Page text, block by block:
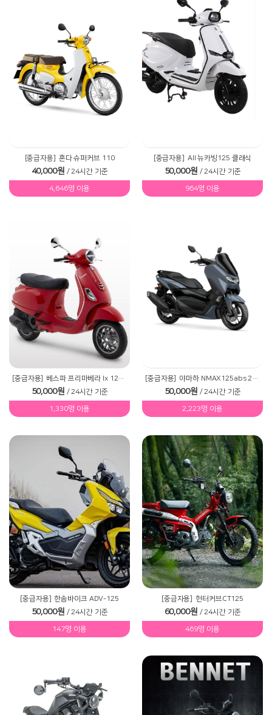
[중급자용] 혼다 슈퍼커브 110
40,000원 / 24시간 기준
4,646명 이용
[중급자용] All 뉴카빙125 클래식
50,000원 / 24시간 기준
964명 이용
[중급자용] 베스파 프리마베라 lx 125 ABS
50,000원 / 24시간 기준
1,330명 이용
[중급자용] 야마하 NMAX125abs 22년신형
50,000원 / 24시간 기준
2,223명 이용
[중급자용] 한솜바이크 ADV-125
50,000원 / 24시간 기준
147명 이용
[중급자용] 헌터커브CT125
60,000원 / 24시간 기준
469명 이용